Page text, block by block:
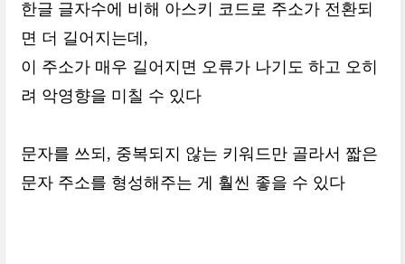
한글 글자수에 비해 아스키 코드로 주소가 전환되
면 더 길어지는데,
이 주소가 매우 길어지면 오류가 나기도 하고 오히
려 악영향을 미칠 수 있다
문자를 쓰되, 중복되지 않는 키워드만 골라서 짧은
문자 주소를 형성해주는 게 훨씬 좋을 수 있다